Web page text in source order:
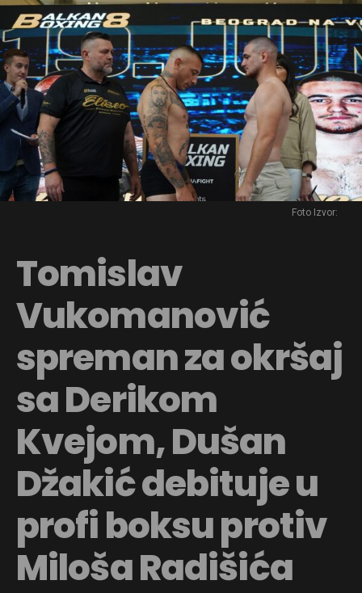
Foto Izvor:
Tomislav
Vukomanović
spreman za okršaj
sa Derikom
Kvejom, Dušan
Džakić debituje u
profi boksu protiv
Miloša Radišića